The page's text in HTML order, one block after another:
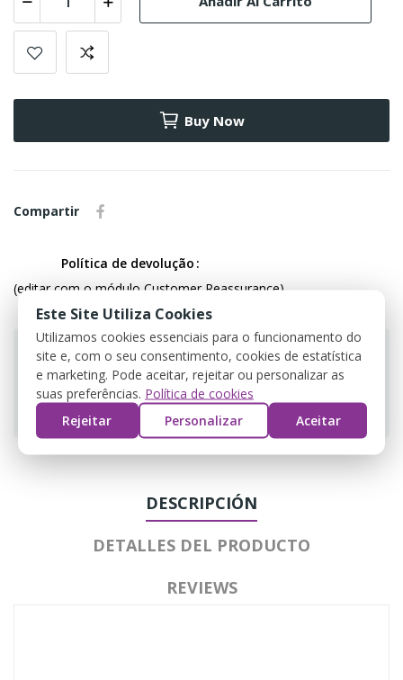
Buy Now
Compartir
Política de devolução
(editar com o módulo Customer Reassurance)
Guarantee safe & secure checkout
DESCRIPCIÓN
DETALLES DEL PRODUCTO
REVIEWS
Este Site Utiliza Cookies
Utilizamos cookies essenciais para o funcionamento do
site e, com o seu consentimento, cookies de estatística
e marketing. Pode aceitar, rejeitar ou personalizar as
suas preferências. Política de cookies
Rejeitar
Personalizar Aceitar